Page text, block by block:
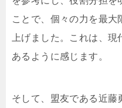
ことで、個々の力を最大
上げました。これは、
あるように感じます。
そして、盟友である近藤